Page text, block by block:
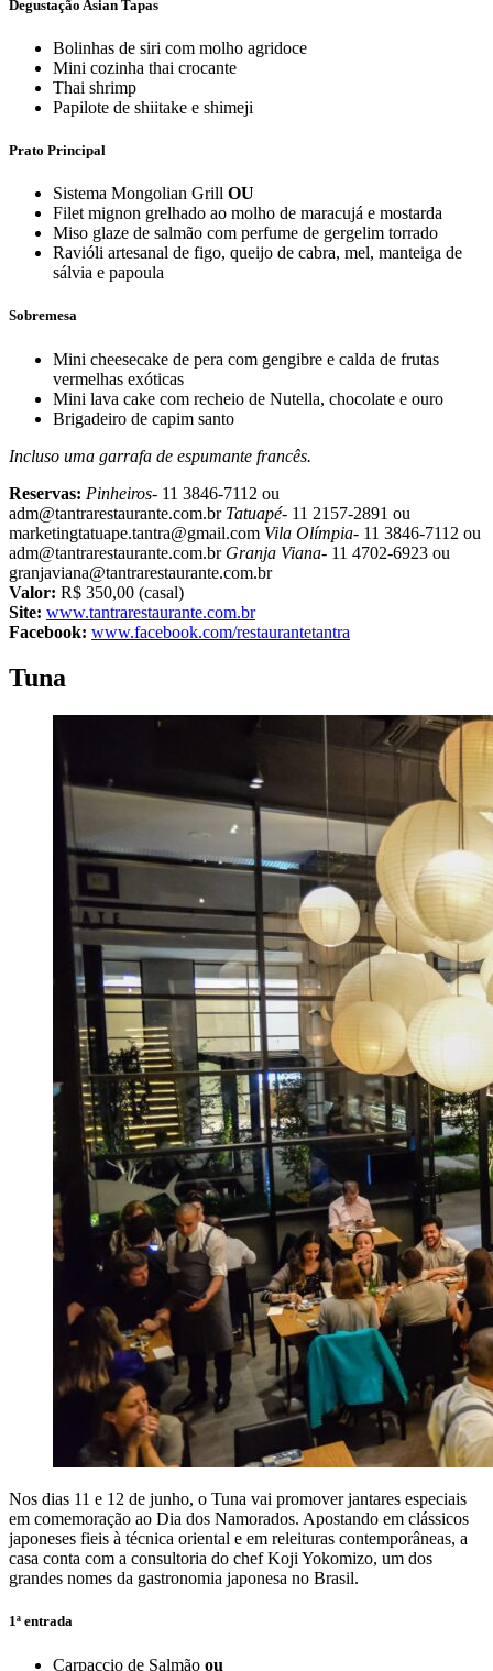
Degustação Asian Tapas
Bolinhas de siri com molho agridoce
Mini cozinha thai crocante
Thai shrimp
Papilote de shiitake e shimeji
Prato Principal
Sistema Mongolian Grill OU
Filet mignon grelhado ao molho de maracujá e mostarda
Miso glaze de salmão com perfume de gergelim torrado
Ravióli artesanal de figo, queijo de cabra, mel, manteiga de
sálvia e papoula
Sobremesa
Mini cheesecake de pera com gengibre e calda de frutas
vermelhas exóticas
Mini lava cake com recheio de Nutella, chocolate e ouro
Brigadeiro de capim santo
Incluso uma garrafa de espumante francês.
Reservas: Pinheiros- 11 3846-7112 ou
adm@tantrarestaurante.com.br Tatuapé- 11 2157-2891 ou
marketingtatuape.tantra@gmail.com Vila Olímpia- 11 3846-7112 ou
adm@tantrarestaurante.com.br Granja Viana- 11 4702-6923 ou
granjaviana@tantrarestaurante.com.br
Valor: R$ 350,00 (casal)
Site: www.tantrarestaurante.com.br
Facebook: www.facebook.com/restaurantetantra
Tuna
Nos dias 11 e 12 de junho, o Tuna vai promover jantares especiais
em comemoração ao Dia dos Namorados. Apostando em clássicos
japoneses fieis à técnica oriental e em releituras contemporâneas, a
casa conta com a consultoria do chef Koji Yokomizo, um dos
grandes nomes da gastronomia japonesa no Brasil.
1ª entrada
Carpaccio de Salmão ou